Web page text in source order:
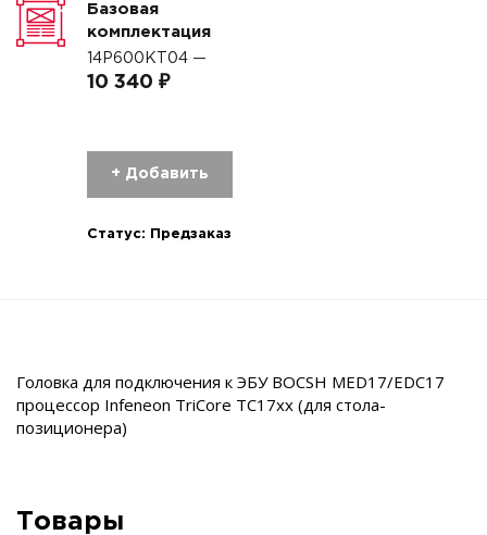
Базовая
комплектация
14P600KT04 —
10 340 ₽
+ Добавить
Статус: Предзаказ
Головка для подключения к ЭБУ BOCSH MED17/EDC17
процессор Infeneon TriCore TC17xx (для стола-
позиционера)
Товары